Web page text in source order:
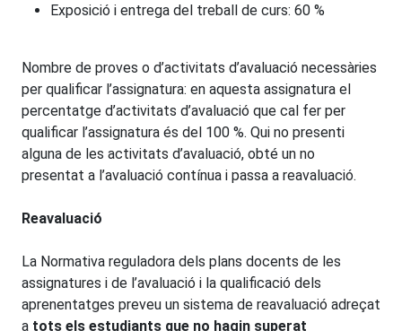
Exposició i entrega del treball de curs: 60 %
Nombre de proves o d’activitats d’avaluació necessàries
per qualificar l’assignatura: en aquesta assignatura el
percentatge d’activitats d’avaluació que cal fer per
qualificar l’assignatura és del 100 %. Qui no presenti
alguna de les activitats d’avaluació, obté un no
presentat a l’avaluació contínua i passa a reavaluació.
Reavaluació
La Normativa reguladora dels plans docents de les
assignatures i de l’avaluació i la qualificació dels
aprenentatges preveu un sistema de reavaluació adreçat
a tots els estudiants que no hagin superat